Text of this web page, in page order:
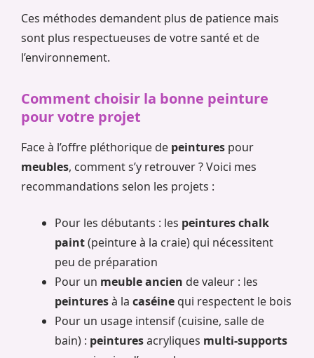
Ces méthodes demandent plus de patience mais
sont plus respectueuses de votre santé et de
l’environnement.
Comment choisir la bonne peinture
pour votre projet
Face à l’offre pléthorique de peintures pour
meubles, comment s’y retrouver ? Voici mes
recommandations selon les projets :
Pour les débutants : les peintureschalk
paint(peinture à la craie) qui nécessitent
peu de préparation
Pour un meuble ancien de valeur : les
peinturesà la caséine qui respectent le bois
Pour un usage intensif (cuisine, salle de
bain) : peinturesacryliques multi-supports